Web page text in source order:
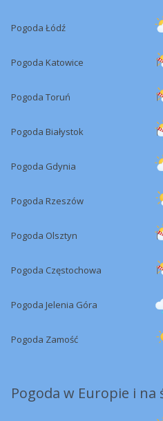
Pogoda Łódź
Pogoda Katowice
Pogoda Toruń
Pogoda Białystok
Pogoda Gdynia
Pogoda Rzeszów
Pogoda Olsztyn
Pogoda Częstochowa
Pogoda Jelenia Góra
Pogoda Zamość
Pogoda w Europie i na